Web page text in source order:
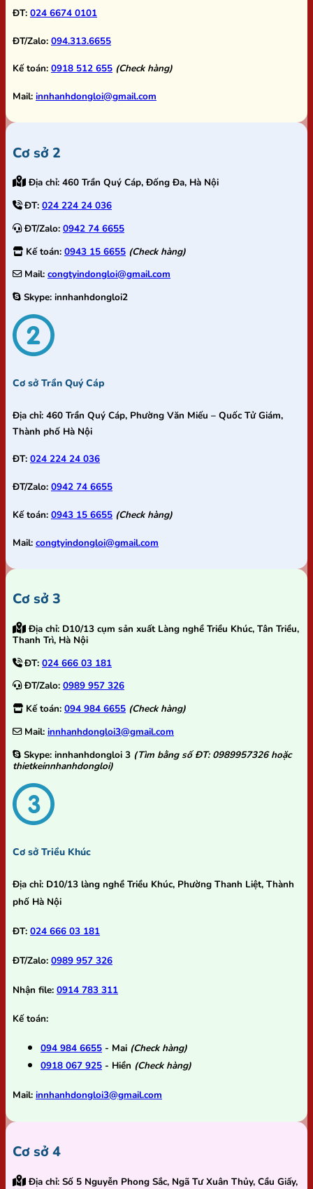
ĐT: 024 6674 0101
ĐT/Zalo: 094.313.6655
Kế toán: 0918 512 655 (Check hàng)
Mail: innhanhdongloi@gmail.com
Cơ sở 2
Địa chỉ: 460 Trần Quý Cáp, Đống Đa, Hà Nội
ĐT: 024 224 24 036
ĐT/Zalo: 0942 74 6655
Kế toán: 0943 15 6655 (Check hàng)
Mail: congtyindongloi@gmail.com
Skype: innhanhdongloi2
Cơ sở Trần Quý Cáp
Địa chỉ: 460 Trần Quý Cáp, Phường Văn Miếu – Quốc Tử Giám,
Thành phố Hà Nội
ĐT: 024 224 24 036
ĐT/Zalo: 0942 74 6655
Kế toán: 0943 15 6655 (Check hàng)
Mail: congtyindongloi@gmail.com
Cơ sở 3
Địa chỉ: D10/13 cụm sản xuất Làng nghề Triều Khúc, Tân Triều,
Thanh Trì, Hà Nội
ĐT: 024 666 03 181
ĐT/Zalo: 0989 957 326
Kế toán: 094 984 6655 (Check hàng)
Mail: innhanhdongloi3@gmail.com
Skype: innhanhdongloi 3 (Tìm bằng số ĐT: 0989957326 hoặc
thietkeinnhanhdongloi)
Cơ sở Triều Khúc
Địa chỉ: D10/13 làng nghề Triều Khúc, Phường Thanh Liệt, Thành
phố Hà Nội
ĐT: 024 666 03 181
ĐT/Zalo: 0989 957 326
Nhận file: 0914 783 311
Kế toán:
094 984 6655 - Mai (Check hàng)
0918 067 925 - Hiền (Check hàng)
Mail: innhanhdongloi3@gmail.com
Cơ sở 4
Địa chỉ: Số 5 Nguyễn Phong Sắc, Ngã Tư Xuân Thủy, Cầu Giấy,